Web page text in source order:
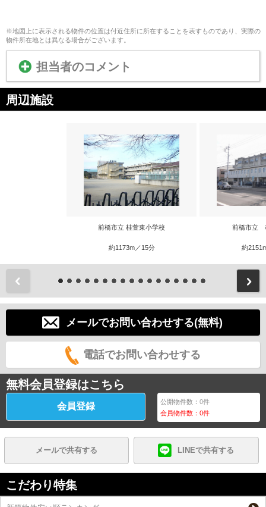
※地図上に表示される物件の位置は付近住所に所在することを表すものであり、実際の
物件所在地とは異なる場合がございます。
担当者のコメント
周辺施設
前橋市立 桂萱東小学校
約1173m／15分
前橋市立
約
メールでお問い合わせする(無料)
電話でお問い合わせする
無料会員登録はこちら
会員登録 公開物件数：0件
会員物件数：0件
メールで共有する LINEで共有する
こだわり特集